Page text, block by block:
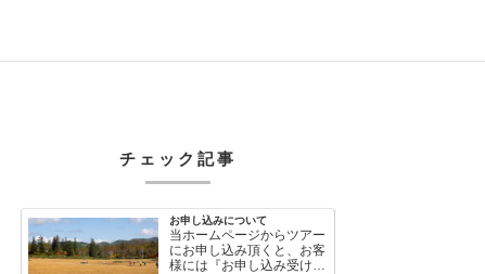
チェック記事
お申し込みについて
当ホームページからツアー
にお申し込み頂くと、お客
様には『お申し込み受け付